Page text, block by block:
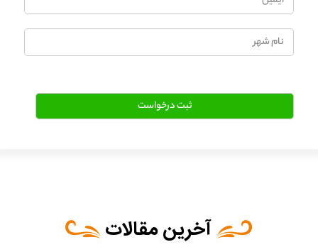
نام
شهر
آخرین مقالات